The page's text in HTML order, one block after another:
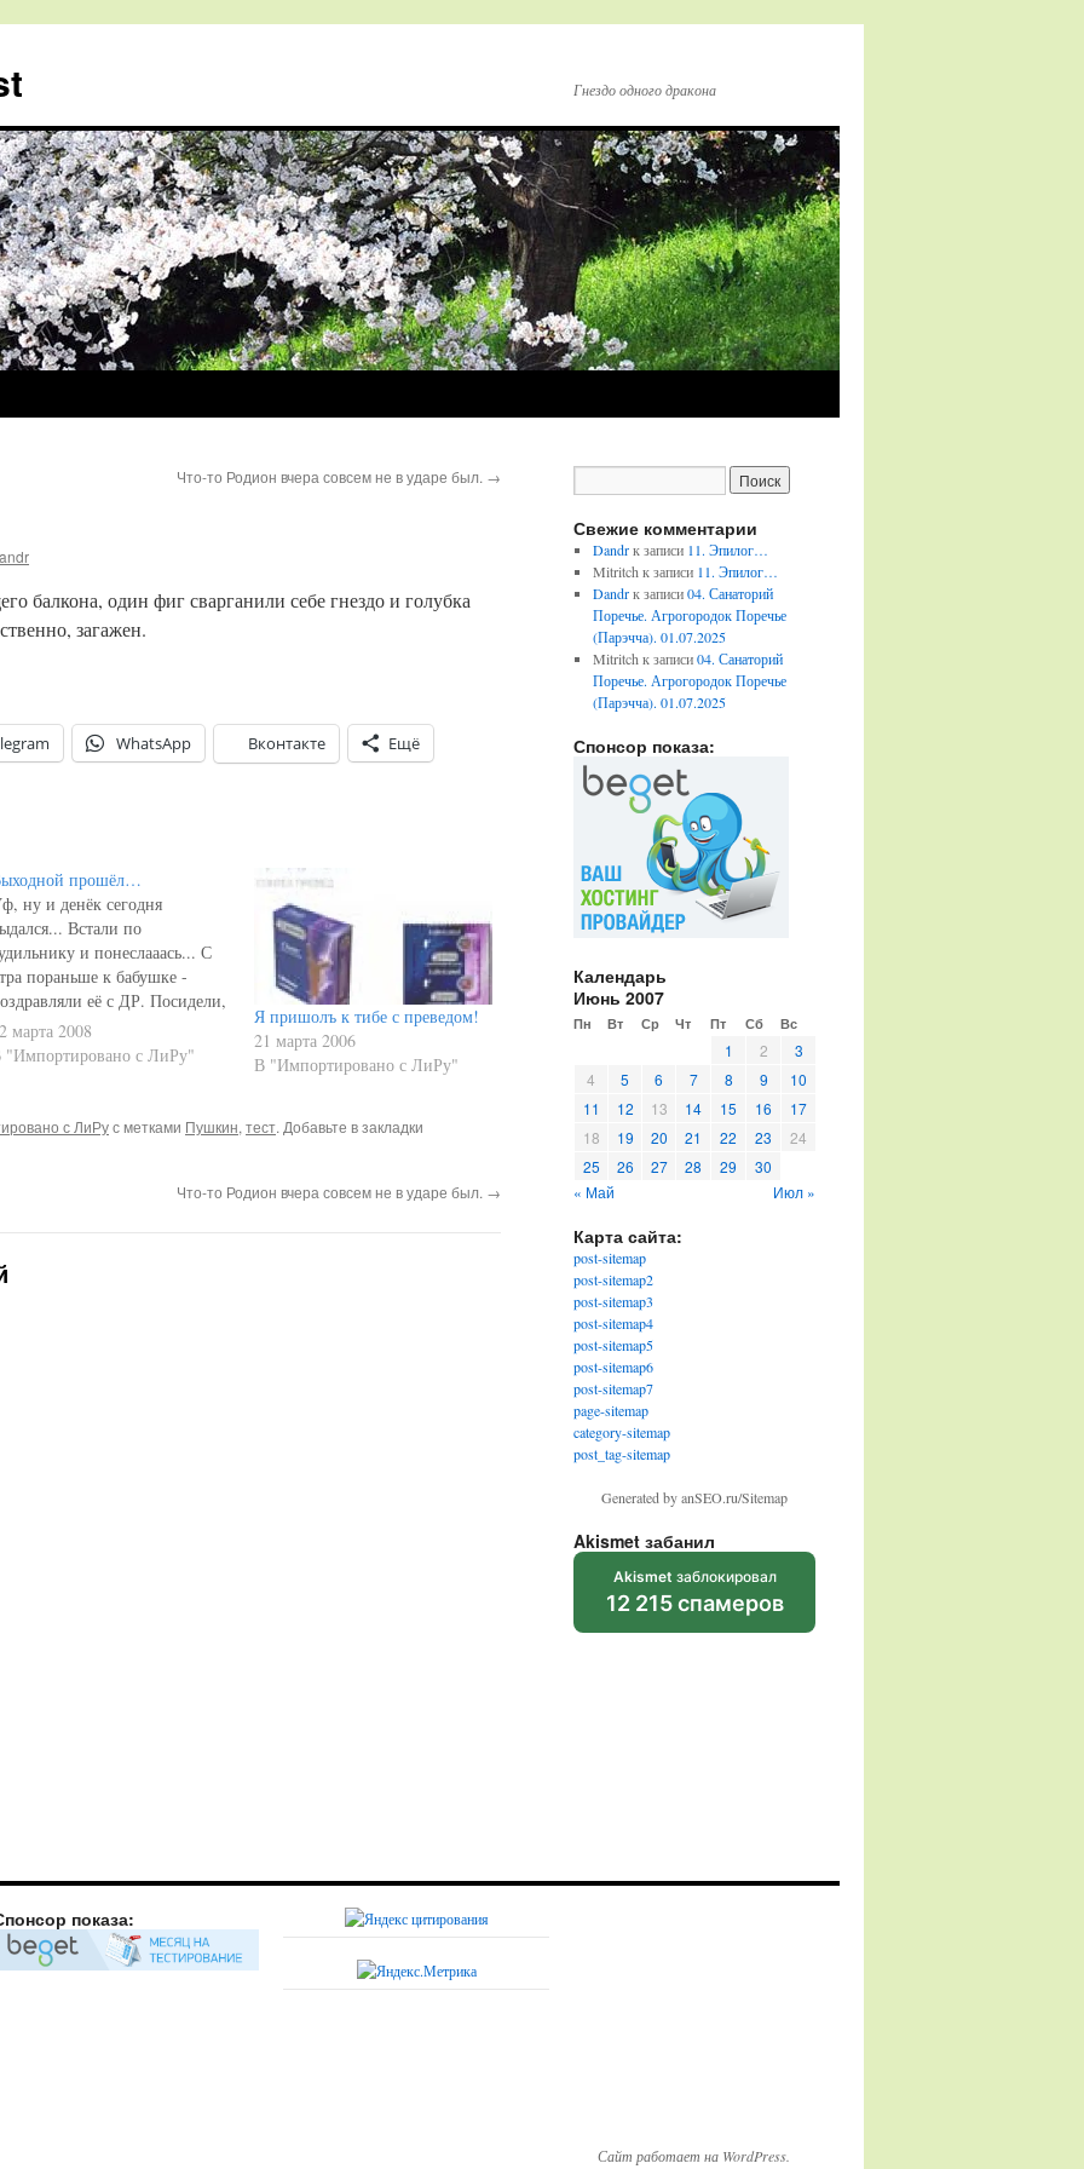
Гнездо одного дракона
Что-то Родион вчера совсем не в ударе был. →
балкона, один фиг сварганили себе гнездо и голубка
загажен.
WhatsApp Вконтакте Ещё
прошёл…
ну и денёк сегодня
Встали по
и понеслааась... С
пораньше к бабушке -
её с ДР. Посидели,
чайку, я сгонял в
за продуктами и
поскакали дальше... Через весь
уже попили и чайку, и
марта 2008
"Импортировано с ЛиРу"
Я пришолъ к тибе с преведом!
21 марта 2006
В "Импортировано с ЛиРу"
с ЛиРус метками Пушкин, тест. Добавьте в закладки
Что-то Родион вчера совсем не в ударе был. →
Свежие комментарии
Dandrк записи 11. Эпилог…
Mitritch к записи 11. Эпилог…
Dandrк записи04. Санаторий
Поречье. Агрогородок Поречье
(Парэчча). 01.07.2025
Mitritch к записи04. Санаторий
Поречье. Агрогородок Поречье
(Парэчча). 01.07.2025
Спонсор показа:
Календарь
Июнь 2007
Пн Вт Ср Чт Пт Сб Вс
1 2
3
4
5 6 7 8 9
10
11
12 13 14 15 16
17
18
19 20 21 22 23
24
25
26 27 28 29
30
« Май
Июл »
Карта сайта:
post-sitemap
post-sitemap2
post-sitemap3
post-sitemap4
post-sitemap5
post-sitemap6
post-sitemap7
page-sitemap
category-sitemap
post_tag-sitemap
Generated by anSEO.ru/Sitemap
Akismet забанил
Akismet заблокировал
12 215 спамеров
показа:
Сайт работает на WordPress.